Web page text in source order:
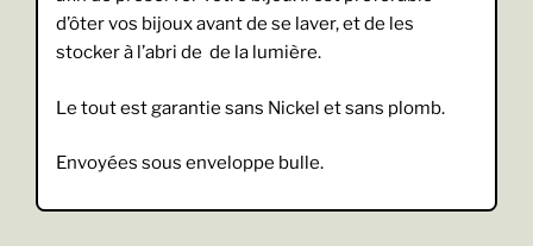
d’ôter vos bijoux avant de se laver, et de les
stocker à l’abri de de la lumière.
Le tout est garantie sans Nickel et sans plomb.
Envoyées sous enveloppe bulle.